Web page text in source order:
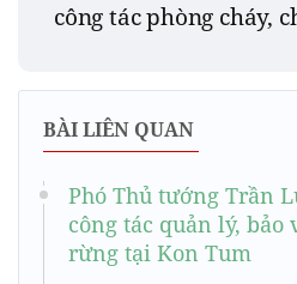
công tác phòng cháy,
BÀI LIÊN QUAN
Phó Thủ tướng Trần
công tác quản lý, bảo
rừng tại Kon Tum